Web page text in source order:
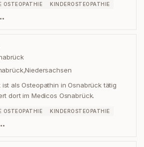
OSTEOPATHIE KINDEROSTEOPATHIE
,Niedersachsen
ist als Osteopathin in Osnabrück tätig
dort im Medicos Osnabrück.
OSTEOPATHIE KINDEROSTEOPATHIE